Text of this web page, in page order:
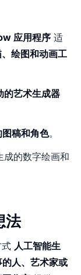
应用程序 适
绘图和动画工
的艺术生成器
稿和角色。
的数字绘画和
法
人工智能生
人、艺术家或